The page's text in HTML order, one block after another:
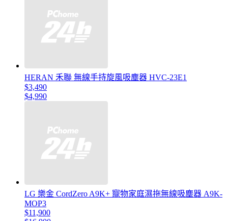
HERAN 禾聯 無線手持旋風吸塵器 HVC-23E1
$3,490
$4,990
LG 樂金 CordZero A9K+ 寵物家庭濕拖無線吸塵器 A9K-
MOP3
$11,900